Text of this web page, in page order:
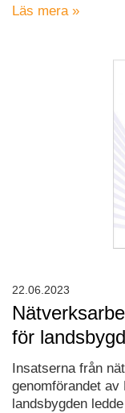
Läs mera »
för
Insatserna från
genomförandet
landsbygden
22.06.2023